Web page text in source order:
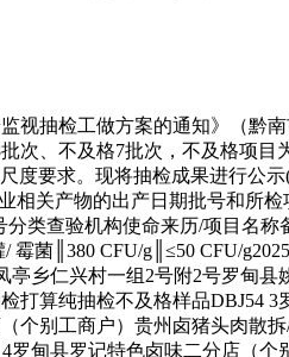
07-02 粮食加工品 2025年贵州黔南都匀市“两超一非”专项抽检 及格演讲 DBJ03ZX 86 / / 都匀市黔兴面食店 贵州 白馒头 散拆称沉 2025-07-03 餐饮食物 2025年贵州黔南都匀市“两超一非”专项抽检 及格演讲 DBJ79 87 河南玖鸿食物无限公司 河南省商丘市梁园区仓平取梁园交叉口西150米89号 罗甸睿桦超市无限义务公司 贵州 海鸭蛋 计量 2025-01-09 蛋成品 2025年贵州黔南畅通环节食物监视抽检打算 及格演讲 DBJ32 88 贵州省高堡农业成长无限公司 贵州省黔南州龙里县谷脚镇高堡村上堡子组 贵州天空之桥办事区酒店办理无限公司 贵州 果趣山刺梨干（蜜饯类） 138克/袋 2024-12-20 生果成品 2025年贵州黔南畅通环节食物监视抽检打算 及格演讲 DBJ18 89 / / 三都县万嘉灯火酒店 贵州 小碗 / 2025-07-03 餐饮食物 2025年贵州黔南餐饮环节食物监视抽检打算 及格演讲 DBJ19 90 / / 三都县芳芳生态酒楼 贵州 小碗 / 2025-07-03 餐饮食物 2025年贵州黔南餐饮环节食物监视抽检打算 及格演讲 DBJ17 91 / / 三都县水乡食府 贵州 小碗 / 2025-07-03 餐饮食物 2025年贵州黔南餐饮环节食物监视抽检打算 及格演讲 DBJ34 92 贵州开阳紫江粮油成长无限公司 贵州省贵阳市开阳县冯三镇马江村坪上97号 贵州恒源佳禾餐饮办理无限公司 贵州 紫江缘牌菜籽油 5L/桶 2025-06-19 食用油、油脂及其成品 2025年贵州黔南畅通环节食物监视抽检打算 及格演讲 DBJ15ZX 93 都匀市陈家米粉加工店 贵州省黔南布依族苗族自治州都匀市剑水村七组 都匀市陈家米粉加工店 贵州 半干米粉 散拆称沉 2025-07-04 粮食加工品 2025年贵州黔南都匀市“两超一非”专项抽检 及格演讲 DBJ37 94 贵州黔宝食物无限公司 贵州省黔南州龙里县冠山街道播箕桥 沃尔玛（贵州）贸易零售无限公司都匀大氅山分店 贵州 黔康刺梨干（原味） 120克/袋 2025-01-10 生果成品 2025年贵州黔南畅通环节食物监视抽检打算 及格演讲 DBJ82 95 黔东南平易近生食物无限公司 贵州省黔东南州三穗县八弓镇经济开辟区美敏大道虹桥财产园2号厂房 长顺县德旺佳超市（个别工商户） 贵州 咸鸭蛋（熟）（再制蛋） 计量 2025-06-24 蛋成品 2025年贵州黔南畅通环节食物监视抽检打算 及格演讲 DBJ91 96 佛山市海天（高超）调味食物无限公司 佛山市高超区沧江工业园东园 惠水县浙鸿超市 贵州 黄豆酱 230克/罐 2025-06-07 调味品 2025年贵州黔南畅通环节食物监视抽检打算 及格演讲 DBJ87 97 佛山市海天（高超）调味食物无限公司 佛山市高超区沧江工业园东园 县草塘尚好佳购物核心 贵州 黄豆酱 340g/瓶 2024-06-12 调味品 2025年贵州黔南畅通环节食物监视抽检打算 及格演讲 DBJ25 98 惠州统实企业无限公司 广东省惠州市博罗县泰美镇板桥工业区 惠水县鑫豪源糊口超市（个别工商户） 贵州 东鹏大咖咖啡饮料(生椰拿铁) 330ml/瓶 2024-12-22 饮料 2025年贵州黔南畅通环节食物监视抽检打算 及格演讲 DBJ63 99 山东浙南元亨食物无限公司 临邑县临盘工业园 县草塘尚好佳购物核心 贵州 乡吧佬小腿王（盐焗味） 45克/包 2025-01-01 肉成品 2025年贵州黔南畅通环节食物监视抽检打算 及格演讲 DBJ67 100 安华卤师兄食物无限公司 湖南省益阳市安化县东坪镇经济开辟区茶家村茶语南茶酉北B-02栋 贵州惠又多超市无限公司第七分公司 贵州 爆胶猪蹄（喷鼻辣味） 散拆称沉 2025-05-05 肉成品 2025年贵州黔南畅通环节食物